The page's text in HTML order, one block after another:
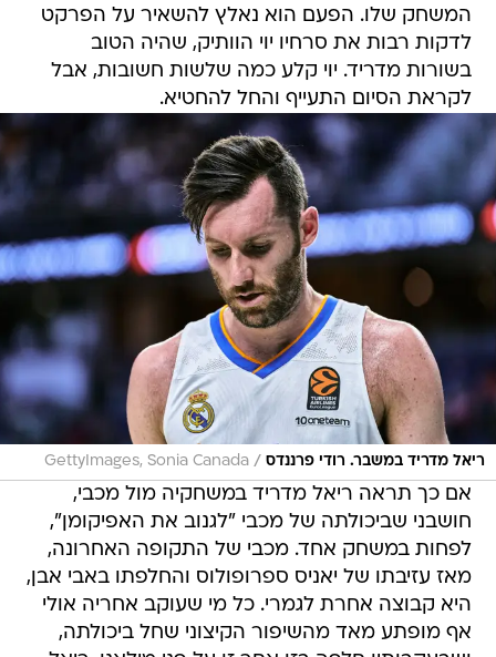
המשחק שלו. הפעם הוא נאלץ להשאיר על הפרקט
לדקות רבות את סרחיו יוי הוותיק, שהיה הטוב
בשורות מדריד. יוי קלע כמה שלשות חשובות, אבל
לקראת הסיום התעייף והחל להחטיא.
ריאל מדריד במשבר. רודי פרננדס /
GettyImages, Sonia Canada
אם כך תראה ריאל מדריד במשחקיה מול מכבי,
חושבני שביכולתה של מכבי "לגנוב את האפיקומן",
לפחות במשחק אחד. מכבי של התקופה האחרונה,
מאז עזיבתו של יאניס ספרופולוס והחלפתו באבי אבן,
היא קבוצה אחרת לגמרי. כל מי שעוקב אחריה אולי
אף מופתע מאד מהשיפור הקיצוני שחל ביכולתה,